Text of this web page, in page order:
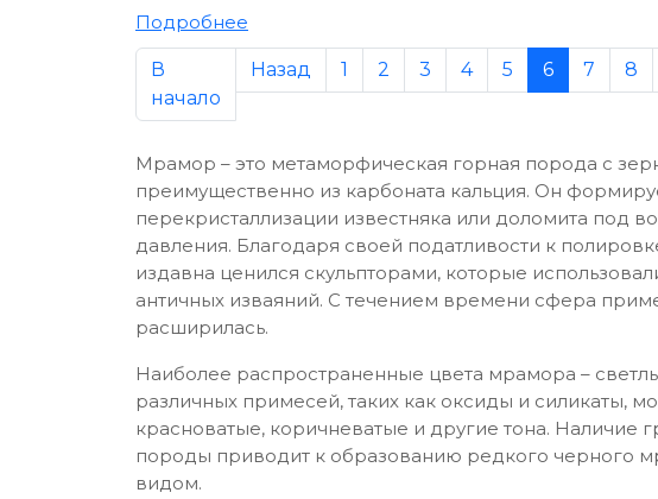
Подробнее
В
начало
Назад 1 2 3 4 5 6 7 8
Мрамор – это метаморфическая горная порода с
преимущественно из карбоната кальция. Он
перекристаллизации известняка или доломита под
давления. Благодаря своей податливости к
издавна ценился скульпторами, которые
античных изваяний. С течением времени сфера
расширилась.
Наиболее распространенные цвета мрамора –
различных примесей, таких как оксиды и силикаты,
красноватые, коричневатые и другие тона. Наличие
породы приводит к образованию редкого черного
видом.